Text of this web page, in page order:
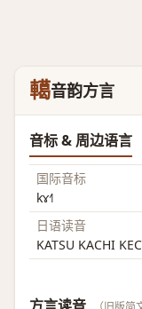
轕音韵方言
音标 & 周边语言
国际音标
kɤ˧˥
日语读音
KATSU KACHI